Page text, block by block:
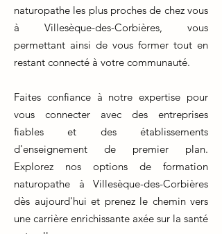
naturopathe les plus proches de chez vous
à Villesèque-des-Corbières, vous
permettant ainsi de vous former tout en
restant connecté à votre communauté.
Faites confiance à notre expertise pour
vous connecter avec des entreprises
fiables et des établissements
d'enseignement de premier plan.
Explorez nos options de formation
naturopathe à Villesèque-des-Corbières
dès aujourd'hui et prenez le chemin vers
une carrière enrichissante axée sur la santé